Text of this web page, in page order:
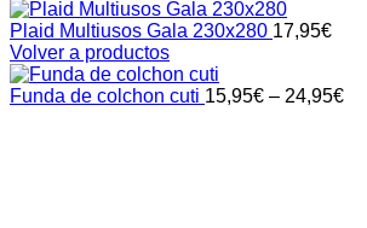
Plaid Multiusos Gala 230x280 17,95€
Volver a productos
Funda de colchon cuti 15,95€ – 24,95€